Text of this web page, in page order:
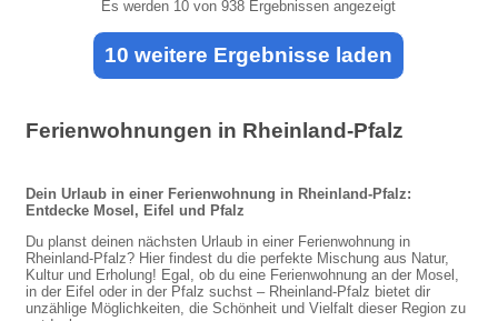
Es werden 10 von 938 Ergebnissen angezeigt
10 weitere Ergebnisse laden
Ferienwohnungen in Rheinland-Pfalz
Dein Urlaub in einer Ferienwohnung in Rheinland-Pfalz:
Entdecke Mosel, Eifel und Pfalz
Du planst deinen nächsten Urlaub in einer Ferienwohnung in
Rheinland-Pfalz? Hier findest du die perfekte Mischung aus Natur,
Kultur und Erholung! Egal, ob du eine Ferienwohnung an der Mosel,
in der Eifel oder in der Pfalz suchst – Rheinland-Pfalz bietet dir
unzählige Möglichkeiten, die Schönheit und Vielfalt dieser Region zu